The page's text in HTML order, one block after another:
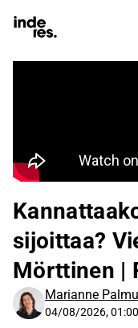
sijoittaa?
Mörttinen |
Marianne Palmu
04/08/2026,